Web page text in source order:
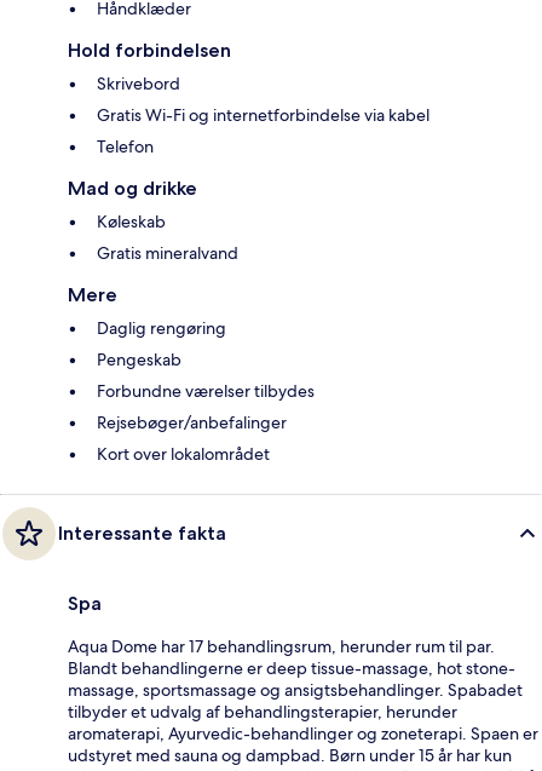
Håndklæder
Hold forbindelsen
Skrivebord
Gratis Wi-Fi og internetforbindelse via kabel
Telefon
Mad og drikke
Køleskab
Gratis mineralvand
Mere
Daglig rengøring
Pengeskab
Forbundne værelser tilbydes
Rejsebøger/anbefalinger
Kort over lokalområdet
Interessante fakta
Spa
Aqua Dome har 17 behandlingsrum, herunder rum til par.
Blandt behandlingerne er deep tissue-massage, hot stone-
massage, sportsmassage og ansigtsbehandlinger. Spabadet
tilbyder et udvalg af behandlingsterapier, herunder
aromaterapi, Ayurvedic-behandlinger og zoneterapi. Spaen er
udstyret med sauna og dampbad. Børn under 15 år har kun